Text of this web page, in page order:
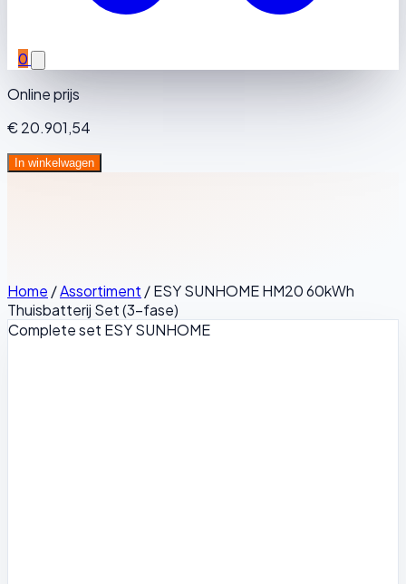
0
Online prijs
€ 20.901,54
In winkelwagen
Home /Assortiment /ESY SUNHOME HM20 60kWh
Thuisbatterij Set (3-fase)
Complete set ESY SUNHOME